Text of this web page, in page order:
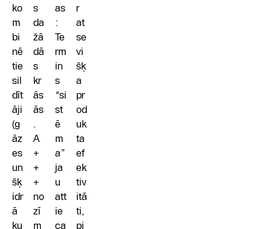
ko
m
bi
nē
tie
sil
dīt
āji
(g
āz
es
un
šķ
idr
ā
ku
s
da
žā
dā
s
kr
ās
ās
.
A
+
+
+
no
zī
m
as
:
Te
rm
in
s
“si
st
ē
m
a”
ja
u
att
ie
ca
r
at
se
vi
šķ
a
pr
od
uk
ta
ef
ek
tiv
itā
ti,
pi